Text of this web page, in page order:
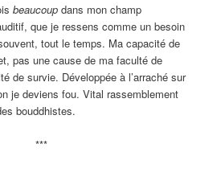
beaucoup dans mon champ
que je ressens comme un besoin
tout le temps. Ma capacité de
pas une cause de ma faculté de
de survie. Développée à l’arraché sur
je deviens fou. Vital rassemblement
bouddhistes.
***